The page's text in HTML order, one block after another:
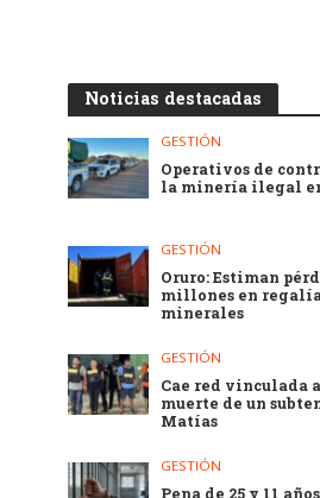
Noticias destacadas
GESTIÓN
Operativos de
la minería ilegal
GESTIÓN
Oruro: Estiman
millones en
minerales
GESTIÓN
Cae red vinculada
muerte de un
Matías
GESTIÓN
Pena de 25 y 11